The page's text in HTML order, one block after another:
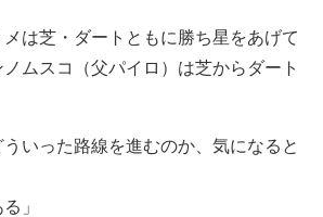
は芝・ダートともに勝ち星をあげて
ムスコ（父パイロ）は芝からダート
いった路線を進むのか、気になると
」